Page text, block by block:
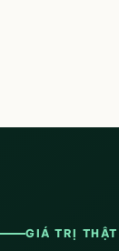
GIÁ TRỊ